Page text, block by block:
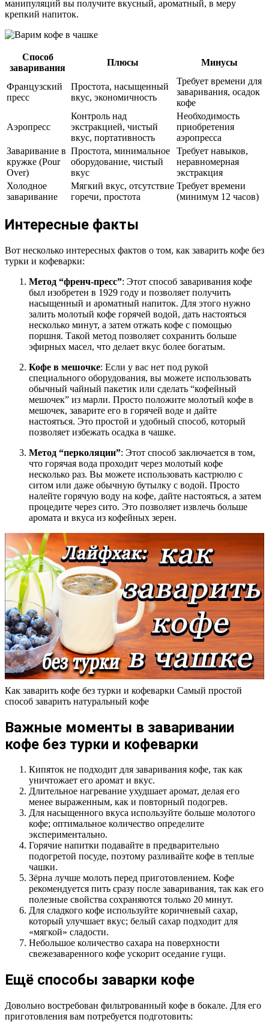
манипуляций вы получите вкусный, ароматный, в меру
крепкий напиток.
Способ
заваривания
Плюсы Минусы
Французский
пресс
Простота, насыщенный
вкус, экономичность
Требует времени для
заваривания, осадок
кофе
Аэропресс
Контроль над
экстракцией, чистый
вкус, портативность
Необходимость
приобретения
аэропресса
Заваривание в
кружке (Pour
Over)
Простота, минимальное
оборудование, чистый
вкус
Требует навыков,
неравномерная
экстракция
Холодное
заваривание
Мягкий вкус, отсутствие
горечи, простота
Требует времени
(минимум 12 часов)
Интересные факты
Вот несколько интересных фактов о том, как заварить кофе без
турки и кофеварки:
Метод “френч-пресс”: Этот способ заваривания кофе
был изобретен в 1929 году и позволяет получить
насыщенный и ароматный напиток. Для этого нужно
залить молотый кофе горячей водой, дать настояться
несколько минут, а затем отжать кофе с помощью
поршня. Такой метод позволяет сохранить больше
эфирных масел, что делает вкус более богатым.
Кофе в мешочке: Если у вас нет под рукой
специального оборудования, вы можете использовать
обычный чайный пакетик или сделать “кофейный
мешочек” из марли. Просто положите молотый кофе в
мешочек, заварите его в горячей воде и дайте
настояться. Это простой и удобный способ, который
позволяет избежать осадка в чашке.
Метод “перколяции”: Этот способ заключается в том,
что горячая вода проходит через молотый кофе
несколько раз. Вы можете использовать кастрюлю с
ситом или даже обычную бутылку с водой. Просто
налейте горячую воду на кофе, дайте настояться, а затем
процедите через сито. Это позволяет извлечь больше
аромата и вкуса из кофейных зерен.
Как заварить кофе без турки и кофеварки Самый простой
способ заварить натуральный кофе
Важные моменты в заваривании
кофе без турки и кофеварки
Кипяток не подходит для заваривания кофе, так как
уничтожает его аромат и вкус.
Длительное нагревание ухудшает аромат, делая его
менее выраженным, как и повторный подогрев.
Для насыщенного вкуса используйте больше молотого
кофе; оптимальное количество определите
экспериментально.
Горячие напитки подавайте в предварительно
подогретой посуде, поэтому разливайте кофе в теплые
чашки.
Зёрна лучше молоть перед приготовлением. Кофе
рекомендуется пить сразу после заваривания, так как его
полезные свойства сохраняются только 20 минут.
Для сладкого кофе используйте коричневый сахар,
который улучшает вкус; белый сахар подходит для
«мягкой» сладости.
Небольшое количество сахара на поверхности
свежезаваренного кофе ускорит оседание гущи.
Ещё способы заварки кофе
Довольно востребован фильтрованный кофе в бокале. Для его
приготовления вам потребуется подготовить: